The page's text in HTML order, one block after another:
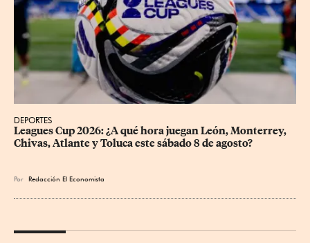
DEPORTES
Leagues Cup 2026: ¿A qué hora juegan León, Monterrey,
Chivas, Atlante y Toluca este sábado 8 de agosto?
Por Redacción El Economista